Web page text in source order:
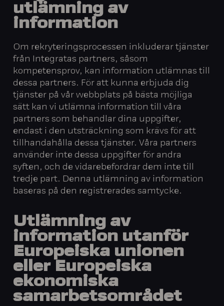
utlämning av
information
Om rekryteringsprocessen inkluderar tjänster
från Integratas partners, såsom
kompetensprov, kan information utlämnas till
dessa partners. För att kunna erbjuda dig
tjänster på vår webbplats på bästa möjliga
sätt kan vi utlämna information till våra
partners som behandlar dina uppgifter,
endast i den utsträckning som krävs för att
tillhandahålla dessa tjänster. Våra partners
använder inte dessa uppgifter för andra
syften, och de vidarebefordrar dem inte till
tredje part. Denna utlämning av information
baseras på den registrerades samtycke.
Utlämning av
information utanför
Europeiska unionen
eller Europeiska
ekonomiska
samarbetsområdet